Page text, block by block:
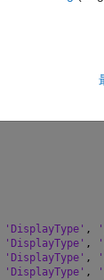
'DisplayType' ,
'DisplayType' ,
'DisplayType' ,
'DisplayType' ,